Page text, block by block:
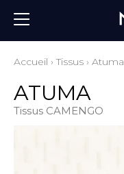
Accueil ›Tissus › Atuma
ATUMA
Tissus CAMENGO